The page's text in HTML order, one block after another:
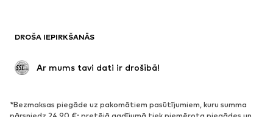
DROŠA IEPIRKŠANĀS
Ar mums tavi dati ir drošībā!
*Bezmaksas piegāde uz pakomātiem pasūtījumiem, kuru summa